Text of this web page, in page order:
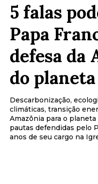
5 falas
Papa
defesa da
do planeta
Descarbonização,
climáticas, transição
Amazônia para o
pautas defendidas pelo
anos de seu cargo na